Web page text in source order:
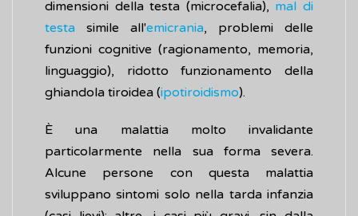
dimensioni della testa (microcefalia), mal di
testa simile all'emicrania, problemi delle
funzioni cognitive (ragionamento, memoria,
linguaggio), ridotto funzionamento della
ghiandola tiroidea (ipotiroidismo).
È una malattia molto invalidante
particolarmente nella sua forma severa.
Alcune persone con questa malattia
sviluppano sintomi solo nella tarda infanzia